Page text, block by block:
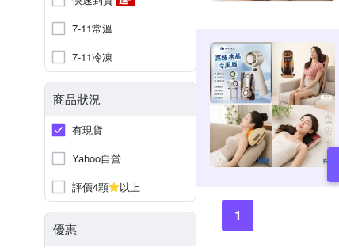
7-11常溫
7-11冷凍
商品狀況
有現貨
Yahoo自營
評價4顆
以上
優惠
1